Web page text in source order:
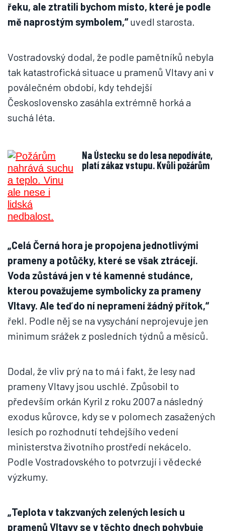
řeku, ale ztratili bychom místo, které je podle
mě naprostým symbolem,“uvedl starosta.
Vostradovský dodal, že podle pamětníků nebyla
tak katastrofická situace u pramenů Vltavy ani v
poválečném období, kdy tehdejší
Československo zasáhla extrémně horká a
suchá léta.
Na Ústecku se do lesa nepodíváte,
platí zákaz vstupu. Kvůli požárům
„Celá Černá hora je propojena jednotlivými
prameny a potůčky, které se však ztrácejí.
Voda zůstává jen v té kamenné studánce,
kterou považujeme symbolicky za prameny
Vltavy. Ale teď do ní nepramení žádný přítok,“
řekl. Podle něj se na vysychání neprojevuje jen
minimum srážek z posledních týdnů a měsíců.
Dodal, že vliv prý na to má i fakt, že lesy nad
prameny Vltavy jsou uschlé. Způsobil to
především orkán Kyril z roku 2007 a následný
exodus kůrovce, kdy se v polomech zasažených
lesích po rozhodnutí tehdejšího vedení
ministerstva životního prostředí nekácelo.
Podle Vostradovského to potvrzují i vědecké
výzkumy.
„Teplota v takzvaných zelených lesích u
pramenů Vltavy se v těchto dnech pohybuje